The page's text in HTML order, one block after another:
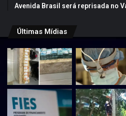
Avenida Brasil será reprisada no
Últimas Mídias